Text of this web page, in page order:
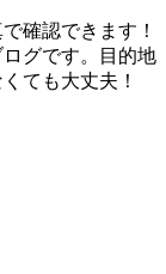
確認できます！
グです。目的地
ても大丈夫！